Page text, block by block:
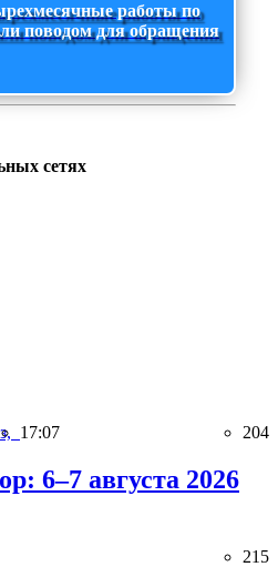
работы по
поводом для обращения
сетях
17:07 204
6–7 августа 2026
215